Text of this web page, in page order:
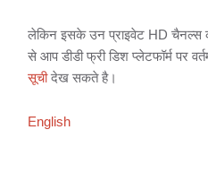
लेकिन इसके उन प्राइवेट HD चैनल्स
से आप डीडी फ्री डिश प्लेटफॉर्म पर
सूचीदेख सकते है।
English